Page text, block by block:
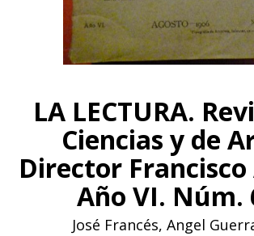
LA LECTURA.
Ciencias y de
Director Francisco
Año VI. Núm.
José Francés, Angel